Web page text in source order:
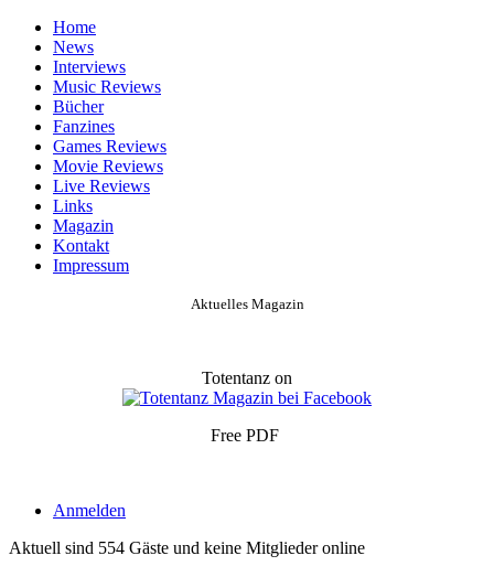
Home
News
Interviews
Music Reviews
Bücher
Fanzines
Games Reviews
Movie Reviews
Live Reviews
Links
Magazin
Kontakt
Impressum
Aktuelles Magazin
Totentanz on
Free PDF
Anmelden
Aktuell sind 554 Gäste und keine Mitglieder online